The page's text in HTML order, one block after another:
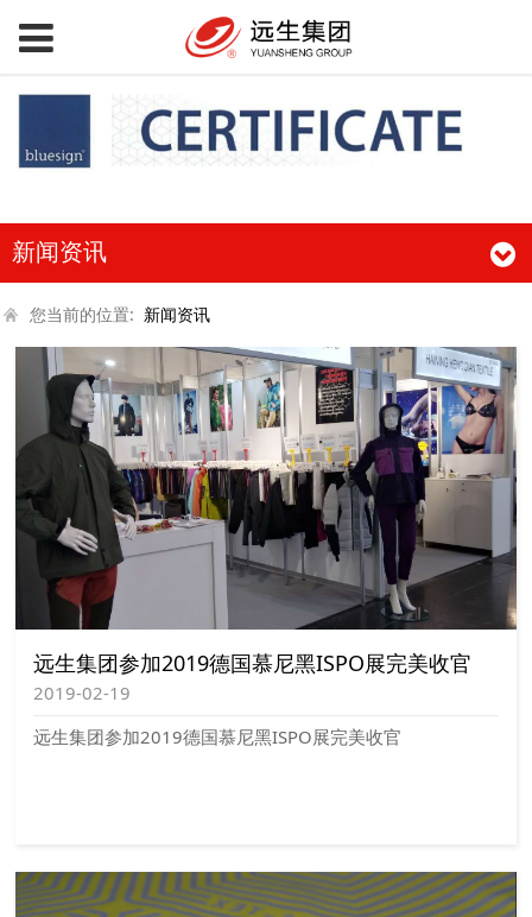
新闻资讯
您当前的位置: 新闻资讯
远生集团参加2019德国慕尼黑ISPO展完美收官
2019-02-19
远生集团参加2019德国慕尼黑ISPO展完美收官